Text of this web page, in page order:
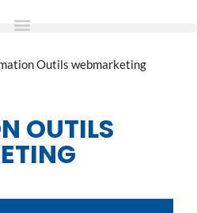
Outils webmarketing
OUTILS